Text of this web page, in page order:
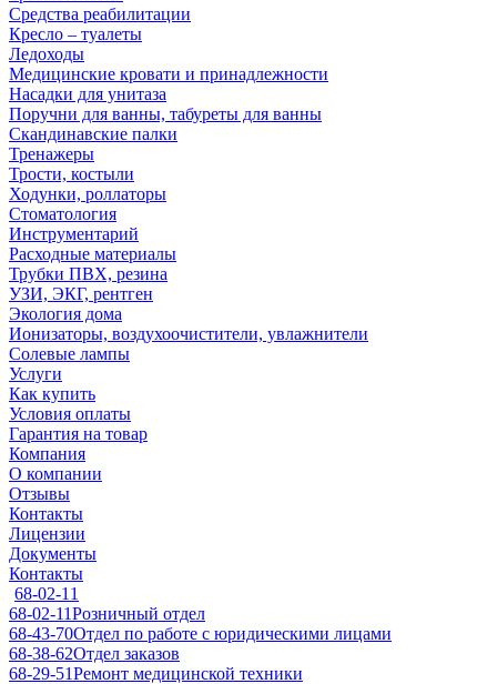
Средства реабилитации
Кресло – туалеты
Ледоходы
Медицинские кровати и принадлежности
Насадки для унитаза
Поручни для ванны, табуреты для ванны
Скандинавские палки
Тренажеры
Трости, костыли
Ходунки, роллаторы
Стоматология
Инструментарий
Расходные материалы
Трубки ПВХ, резина
УЗИ, ЭКГ, рентген
Экология дома
Ионизаторы, воздухоочистители, увлажнители
Солевые лампы
Услуги
Как купить
Условия оплаты
Гарантия на товар
Компания
О компании
Отзывы
Контакты
Лицензии
Документы
Контакты
68-02-11
68-02-11Розничный отдел
68-43-70Отдел по работе с юридическими лицами
68-38-62Отдел заказов
68-29-51Ремонт медицинской техники